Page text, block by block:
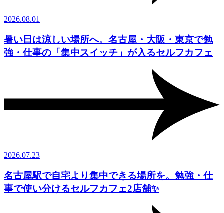
2026.08.01
暑い日は涼しい場所へ。名古屋・大阪・東京で勉
強・仕事の「集中スイッチ」が入るセルフカフェ
2026.07.23
名古屋駅で自宅より集中できる場所を。勉強・仕
事で使い分けるセルフカフェ2店舗✨